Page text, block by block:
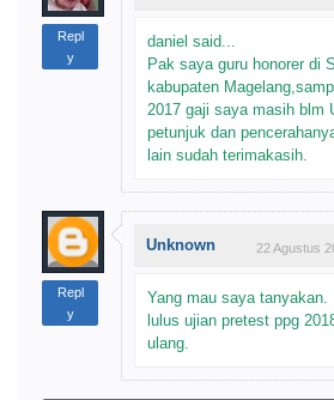
Repl
y
daniel said...
Pak saya guru honorer di
kabupaten
2017 gaji saya masih blm
petunjuk dan
lain sudah terimakasih.
Repl
y
Unknown 22 Agustus
Yang mau saya
lulus ujian pretest ppg
ulang.